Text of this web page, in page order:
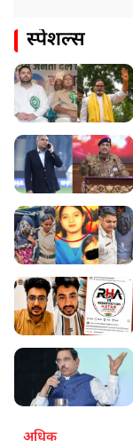
स्पेशल्स
अधिक